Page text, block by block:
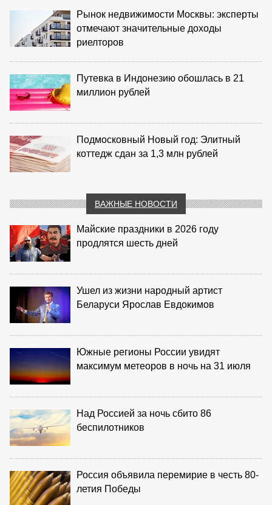
Рынок недвижимости Москвы: эксперты
отмечают значительные доходы
риелторов
Путевка в Индонезию обошлась в 21
миллион рублей
Подмосковный Новый год: Элитный
коттедж сдан за 1,3 млн рублей
ВАЖНЫЕ НОВОСТИ
Майские праздники в 2026 году
продлятся шесть дней
Ушел из жизни народный артист
Беларуси Ярослав Евдокимов
Южные регионы России увидят
максимум метеоров в ночь на 31 июля
Над Россией за ночь сбито 86
беспилотников
Россия объявила перемирие в честь 80-
летия Победы